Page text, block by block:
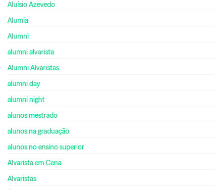
Aluísio Azevedo
Alumia
Alumni
alumni alvarista
Alumni Alvaristas
alumni day
alumni night
alunos mestrado
alunos na graduação
alunos no ensino superior
Alvarista em Cena
Alvaristas